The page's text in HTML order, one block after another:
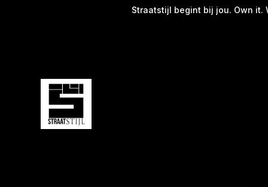
Straatstijl begint bij jou. Own it.